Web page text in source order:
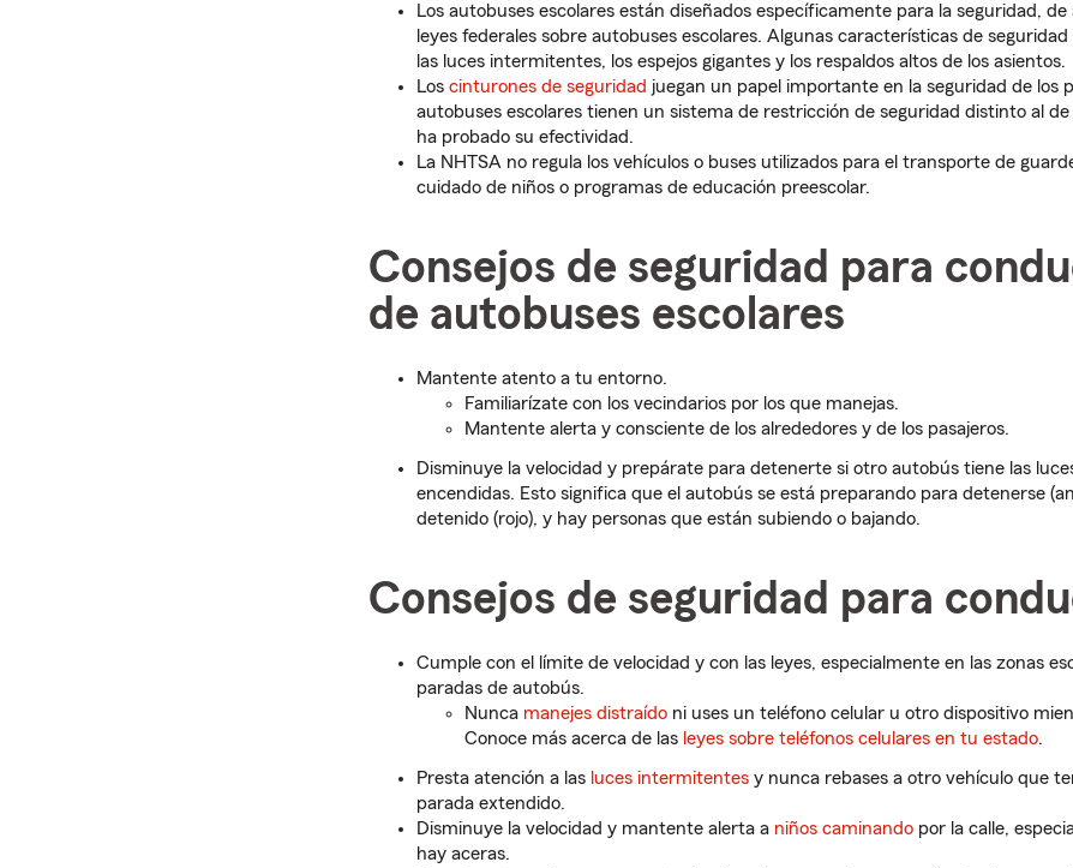
Los autobuses escolares están diseñados específicamente para la seguridad,
leyes federales sobre autobuses escolares. Algunas características de
las luces intermitentes, los espejos gigantes y los respaldos altos de los asientos.
Los cinturones de seguridad juegan un papel importante en la seguridad de los
autobuses escolares tienen un sistema de restricción de seguridad distinto al
ha probado su efectividad.
La NHTSA no regula los vehículos o buses utilizados para el transporte de
cuidado de niños o programas de educación preescolar.
Consejos de seguridad para
de autobuses escolares
Mantente atento a tu entorno.
Familiarízate con los vecindarios por los que manejas.
Mantente alerta y consciente de los alrededores y de los pasajeros.
Disminuye la velocidad y prepárate para detenerte si otro autobús tiene las
encendidas. Esto significa que el autobús se está preparando para detenerse
detenido (rojo), y hay personas que están subiendo o bajando.
Consejos de seguridad para
Cumple con el límite de velocidad y con las leyes, especialmente en las zonas
paradas de autobús.
Nunca manejes distraído ni uses un teléfono celular u otro dispositivo
Conoce más acerca de las leyes sobre teléfonos celulares en tu estado.
Presta atención a las luces intermitentes y nunca rebases a otro vehículo que
parada extendido.
Disminuye la velocidad y mantente alerta a niños caminando por la calle,
hay aceras.